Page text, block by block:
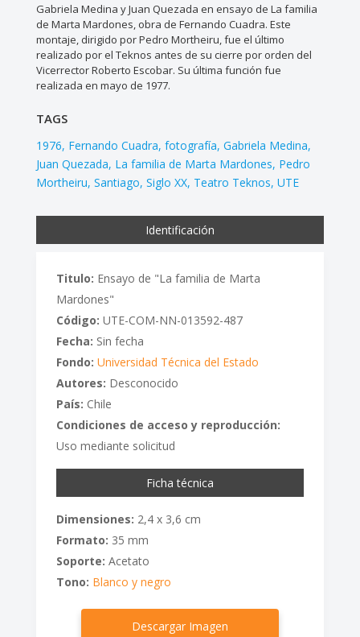
Gabriela Medina y Juan Quezada en ensayo de La familia
de Marta Mardones, obra de Fernando Cuadra. Este
montaje, dirigido por Pedro Mortheiru, fue el último
realizado por el Teknos antes de su cierre por orden del
Vicerrector Roberto Escobar. Su última función fue
realizada en mayo de 1977.
TAGS
1976 Fernando Cuadra fotografía Gabriela Medina
Juan Quezada La familia de Marta Mardones Pedro
Mortheiru Santiago Siglo XX Teatro Teknos UTE
Identificación
Titulo: Ensayo de "La familia de Marta
Mardones"
Código: UTE-COM-NN-013592-487
Fecha: Sin fecha
Fondo: Universidad Técnica del Estado
Autores: Desconocido
País: Chile
Condiciones de acceso y reproducción:
Uso mediante solicitud
Ficha técnica
Dimensiones: 2,4 x 3,6 cm
Formato: 35 mm
Soporte: Acetato
Tono: Blanco y negro
Descargar Imagen